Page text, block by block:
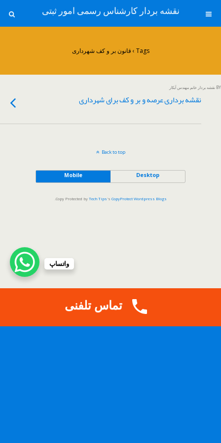
نقشه بردار کارشناس رسمی امور ثبتی
Tags › قانون بر و کف شهرداری
BY نقشه بردار خانم مهندس آبکار
نقشه برداری عرصه و بر و کف برای شهرداری
Back to top
Mobile Desktop
Copy Protected by Tech Tips 's CopyProtect Wordpress Blogs
.
واتساپ
تماس تلفنی